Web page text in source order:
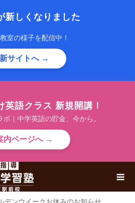
新しくなりました
室の様子を配信中！
新サイトへ →
英語クラス 新規開講！
ボ｜中学英語の貯金、今から。
内ページへ →